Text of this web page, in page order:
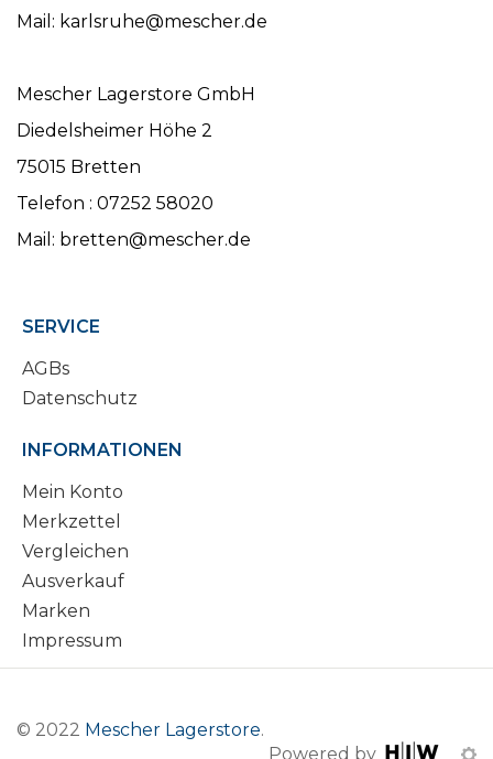
Mail: karlsruhe@mescher.de
Mescher Lagerstore GmbH
Diedelsheimer Höhe 2
75015 Bretten
Telefon : 07252 58020
Mail: bretten@mescher.de
SERVICE
AGBs
Datenschutz
INFORMATIONEN
Mein Konto
Merkzettel
Vergleichen
Ausverkauf
Marken
Impressum
© 2022 Mescher Lagerstore.
Powered by